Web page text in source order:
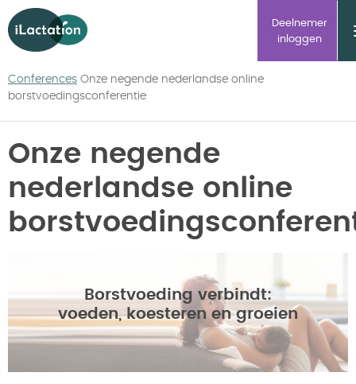
ilactation
Deelnemer
inloggen
Conferences Onze negende nederlandse online
borstvoedingsconferentie
Onze negende
nederlandse online
Borstvoeding verbindt:
voeden, koesteren en groeien